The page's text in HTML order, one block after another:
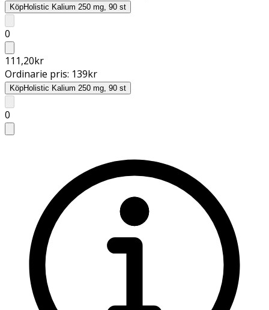
KöpHolistic Kalium 250 mg, 90 st
0
111,20kr
Ordinarie pris: 139kr
KöpHolistic Kalium 250 mg, 90 st
0